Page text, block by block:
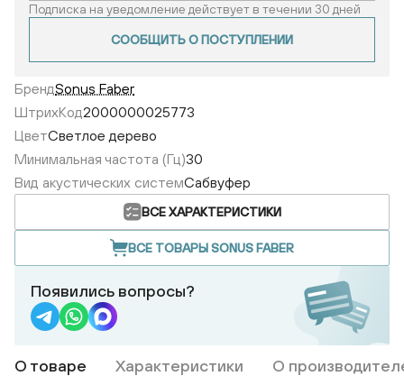
Подписка на уведомление действует в течении 30 дней
СООБЩИТЬ О ПОСТУПЛЕНИИ
БрендSonus Faber
ШтрихКод2000000025773
ЦветСветлое дерево
Минимальная частота (Гц)30
Вид акустических системСабвуфер
ВСЕ ХАРАКТЕРИСТИКИ
ВСЕ ТОВАРЫ SONUS FABER
Появились вопросы?
О товаре Характеристики О